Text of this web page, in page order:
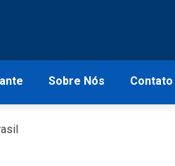
Sobre Nós Contato